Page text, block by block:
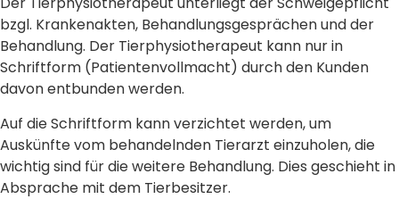
bzgl. Krankenakten, Behandlungsgesprächen und der
Behandlung. Der Tierphysiotherapeut kann nur in
Schriftform (Patientenvollmacht) durch den Kunden
davon entbunden werden.
Auf die Schriftform kann verzichtet werden, um
Auskünfte vom behandelnden Tierarzt einzuholen, die
wichtig sind für die weitere Behandlung. Dies geschieht in
Absprache mit dem Tierbesitzer.